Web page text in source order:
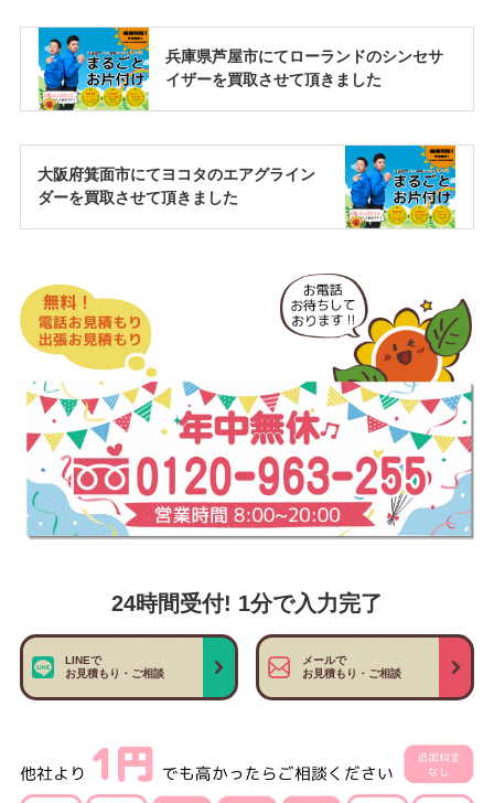
兵庫県芦屋市にてローランドのシンセサ
イザーを買取させて頂きました
大阪府箕面市にてヨコタのエアグライン
ダーを買取させて頂きました
24時間受付! 1分で入力完了
LINEで
お見積もり・ご相談
メールで
お見積もり・ご相談